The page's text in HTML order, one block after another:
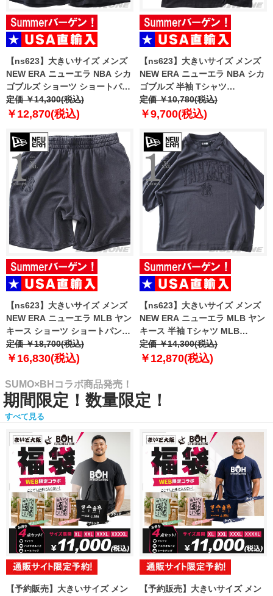
【ns623】大きいサイズ メンズ
NEW ERA ニューエラ NBA シカ
ゴブルズ ショーツ ショートパン
ツ ハーフパンツ NBA CHICAGO
BULLS BLACK SHORTS USA直
定価 ￥14,300(税込)
￥12,870(税込)
【ns623】大きいサイズ メンズ
NEW ERA ニューエラ NBA シカ
ゴブルズ 半袖 Tシャツ
CHICAGO BULLS NBA BLACK
OVERSIZED T-SHIRT USA直輸
定価 ￥10,780(税込)
￥9,700(税込)
【ns623】大きいサイズ メンズ
NEW ERA ニューエラ MLB ヤン
キース ショーツ ショートパンツ
ハーフパンツ MLB WASHED
NEW YORK YANKEES T-SHIRT
定価 ￥18,700(税込)
￥16,830(税込)
【ns623】大きいサイズ メンズ
NEW ERA ニューエラ MLB ヤン
キース 半袖 Tシャツ MLB
WASHED NEW YORK YANKEES
T-SHIRT USA直輸入 60771645
定価 ￥14,300(税込)
￥12,870(税込)
SUMO×BHコラボ商品発売！
期間限定！数量限定！
すべて見る
【予約販売】大きいサイズ メン
【予約販売】大きいサイズ メン